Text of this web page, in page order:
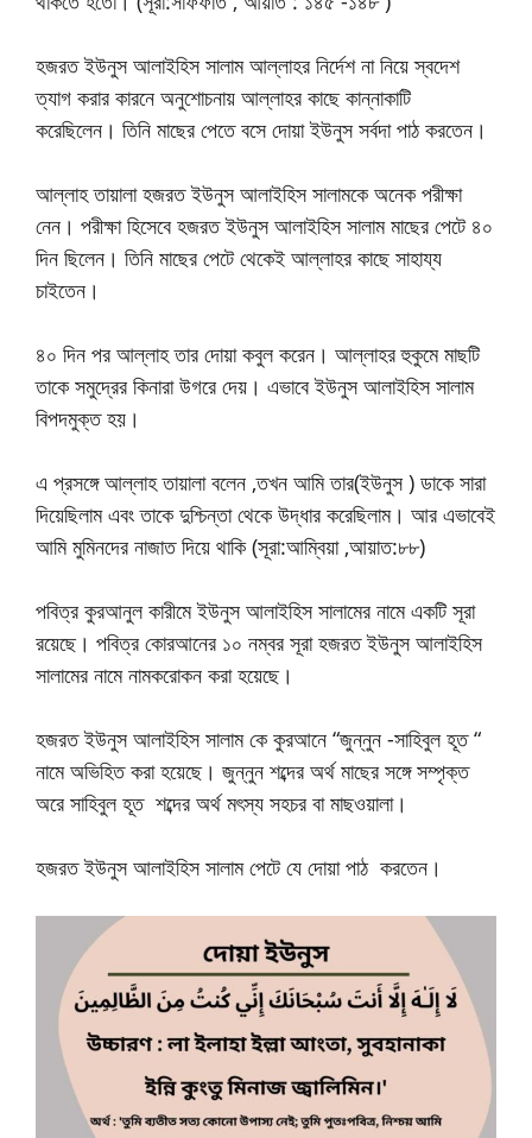
হজরত ইউনুস আলাইহিস সালাম আল্লাহর নির্দেশ না নিয়ে স্বদেশ
ত্যাগ করার কারনে অনুশোচনায় আল্লাহর কাছে কান্নাকাটি
করেছিলেন। তিনি মাছের পেতে বসে দোয়া ইউনুস সর্বদা পাঠ করতেন।
আল্লাহ তায়ালা হজরত ইউনুস আলাইহিস সালামকে অনেক পরীক্ষা
নেন। পরীক্ষা হিসেবে হজরত ইউনুস আলাইহিস সালাম মাছের পেটে ৪০
দিন ছিলেন। তিনি মাছের পেটে থেকেই আল্লাহর কাছে সাহায্য
চাইতেন।
৪০ দিন পর আল্লাহ তার দোয়া কবুল করেন। আল্লাহর হুকুমে মাছটি
তাকে সমুদ্রের কিনারা উগরে দেয়। এভাবে ইউনুস আলাইহিস সালাম
বিপদমুক্ত হয়।
এ প্রসঙ্গে আল্লাহ তায়ালা বলেন ,তখন আমি তার(ইউনুস ) ডাকে সারা
দিয়েছিলাম এবং তাকে দুশ্চিন্তা থেকে উদ্ধার করেছিলাম। আর এভাবেই
আমি মুমিনদের নাজাত দিয়ে থাকি (সূরা:আম্বিয়া ,আয়াত:৮৮)
পবিত্র কুরআনুল কারীমে ইউনুস আলাইহিস সালামের নামে একটি সূরা
রয়েছে। পবিত্র কোরআনের ১০ নম্বর সূরা হজরত ইউনুস আলাইহিস
সালামের নামে নামকরোকন করা হয়েছে।
হজরত ইউনুস আলাইহিস সালাম কে কুরআনে “জুন্নুন -সাহিবুল হূত “
নামে অভিহিত করা হয়েছে। জুন্নুন শব্দের অর্থ মাছের সঙ্গে সম্পৃক্ত
অরে সাহিবুল হূত শব্দের অর্থ মৎস্য সহচর বা মাছওয়ালা।
হজরত ইউনুস আলাইহিস সালাম পেটে যে দোয়া পাঠ করতেন।